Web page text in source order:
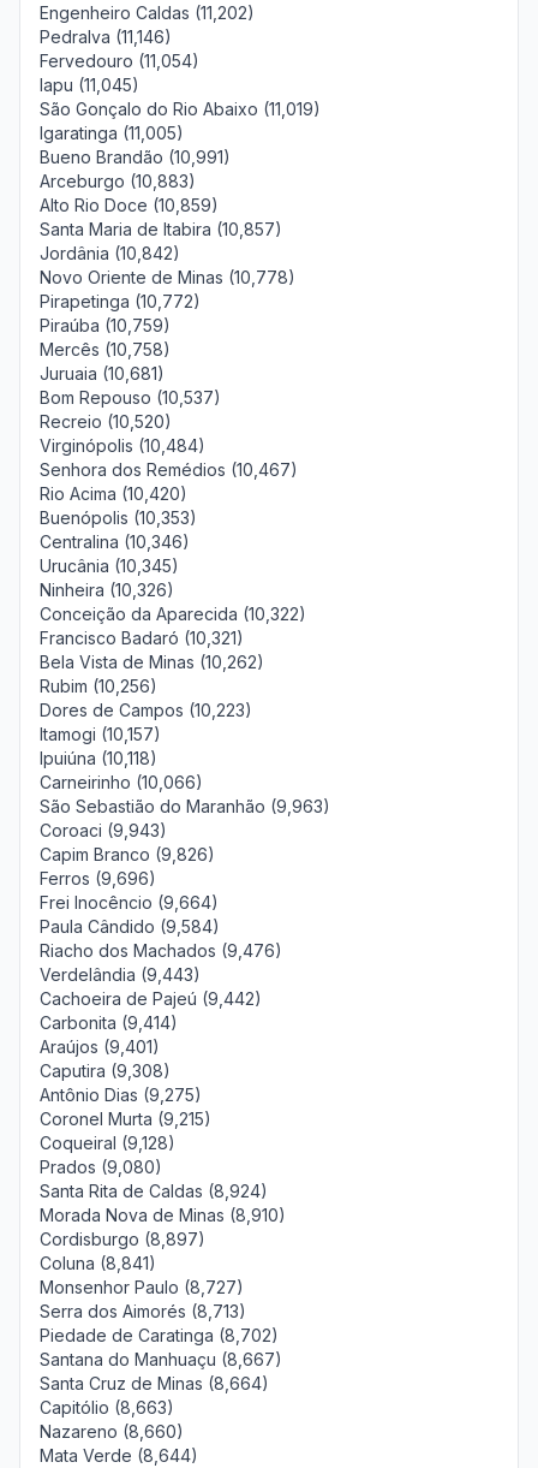
Engenheiro Caldas (11,202)
Pedralva (11,146)
Fervedouro (11,054)
Iapu (11,045)
São Gonçalo do Rio Abaixo (11,019)
Igaratinga (11,005)
Bueno Brandão (10,991)
Arceburgo (10,883)
Alto Rio Doce (10,859)
Santa Maria de Itabira (10,857)
Jordânia (10,842)
Novo Oriente de Minas (10,778)
Pirapetinga (10,772)
Piraúba (10,759)
Mercês (10,758)
Juruaia (10,681)
Bom Repouso (10,537)
Recreio (10,520)
Virginópolis (10,484)
Senhora dos Remédios (10,467)
Rio Acima (10,420)
Buenópolis (10,353)
Centralina (10,346)
Urucânia (10,345)
Ninheira (10,326)
Conceição da Aparecida (10,322)
Francisco Badaró (10,321)
Bela Vista de Minas (10,262)
Rubim (10,256)
Dores de Campos (10,223)
Itamogi (10,157)
Ipuiúna (10,118)
Carneirinho (10,066)
São Sebastião do Maranhão (9,963)
Coroaci (9,943)
Capim Branco (9,826)
Ferros (9,696)
Frei Inocêncio (9,664)
Paula Cândido (9,584)
Riacho dos Machados (9,476)
Verdelândia (9,443)
Cachoeira de Pajeú (9,442)
Carbonita (9,414)
Araújos (9,401)
Caputira (9,308)
Antônio Dias (9,275)
Coronel Murta (9,215)
Coqueiral (9,128)
Prados (9,080)
Santa Rita de Caldas (8,924)
Morada Nova de Minas (8,910)
Cordisburgo (8,897)
Coluna (8,841)
Monsenhor Paulo (8,727)
Serra dos Aimorés (8,713)
Piedade de Caratinga (8,702)
Santana do Manhuaçu (8,667)
Santa Cruz de Minas (8,664)
Capitólio (8,663)
Nazareno (8,660)
Mata Verde (8,644)